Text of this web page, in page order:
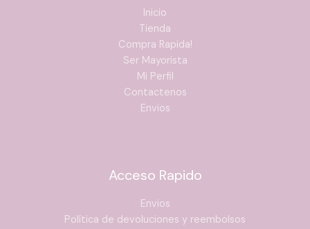
Inicio
Tienda
Compra Rapida!
Ser Mayorista
Mi Perfil
Contactenos
Envios
Acceso Rapido
Envios
Política de devoluciones y reembolsos